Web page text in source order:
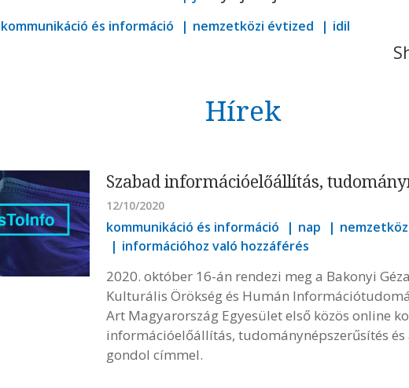
kommunikáció és információ nemzetközi évtized idil
Hírek
Szabad információelőállítás,
12/10/2020
kommunikáció és információ nap
információhoz való hozzáférés
2020. október 16-án rendezi meg a Bakonyi
Kulturális Örökség és Humán
Art Magyarország Egyesület első közös online
információelőállítás, tudománynépszerűsítés
gondol címmel.